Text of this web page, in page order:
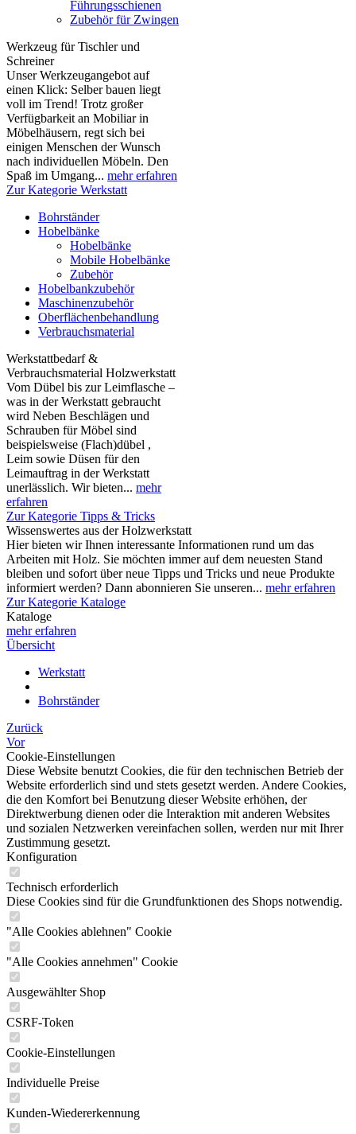
Führungsschienen
Zubehör für Zwingen
Werkzeug für Tischler und
Schreiner
Unser Werkzeugangebot auf
einen Klick: Selber bauen liegt
voll im Trend! Trotz großer
Verfügbarkeit an Mobiliar in
Möbelhäusern, regt sich bei
einigen Menschen der Wunsch
nach individuellen Möbeln. Den
Spaß im Umgang... mehr erfahren
Zur Kategorie Werkstatt
Bohrständer
Hobelbänke
Hobelbänke
Mobile Hobelbänke
Zubehör
Hobelbankzubehör
Maschinenzubehör
Oberflächenbehandlung
Verbrauchsmaterial
Werkstattbedarf &
Verbrauchsmaterial Holzwerkstatt
Vom Dübel bis zur Leimflasche –
was in der Werkstatt gebraucht
wird Neben Beschlägen und
Schrauben für Möbel sind
beispielsweise (Flach)dübel ,
Leim sowie Düsen für den
Leimauftrag in der Werkstatt
unerlässlich. Wir bieten... mehr
erfahren
Zur Kategorie Tipps & Tricks
Wissenswertes aus der Holzwerkstatt
Hier bieten wir Ihnen interessante Informationen rund um das
Arbeiten mit Holz. Sie möchten immer auf dem neuesten Stand
bleiben und sofort über neue Tipps und Tricks und neue Produkte
informiert werden? Dann abonnieren Sie unseren... mehr erfahren
Zur Kategorie Kataloge
Kataloge
mehr erfahren
Übersicht
Werkstatt
Bohrständer
Zurück
Vor
Cookie-Einstellungen
Diese Website benutzt Cookies, die für den technischen Betrieb der
Website erforderlich sind und stets gesetzt werden. Andere Cookies,
die den Komfort bei Benutzung dieser Website erhöhen, der
Direktwerbung dienen oder die Interaktion mit anderen Websites
und sozialen Netzwerken vereinfachen sollen, werden nur mit Ihrer
Zustimmung gesetzt.
Konfiguration
Technisch erforderlich
Diese Cookies sind für die Grundfunktionen des Shops notwendig.
"Alle Cookies ablehnen" Cookie
"Alle Cookies annehmen" Cookie
Ausgewählter Shop
CSRF-Token
Cookie-Einstellungen
Individuelle Preise
Kunden-Wiedererkennung